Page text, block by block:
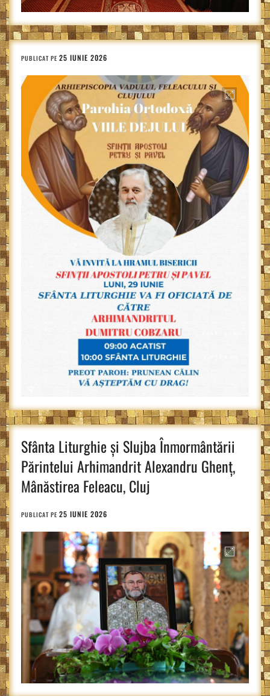
PUBLICAT PE 25 IUNIE 2026
Sfânta Liturghie și Slujba Înmormântării
Părintelui Arhimandrit Alexandru Ghenț,
Mânăstirea Feleacu, Cluj
PUBLICAT PE 25 IUNIE 2026